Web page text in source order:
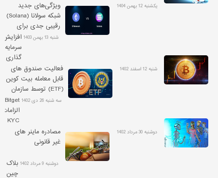
یکشنبه 12 بهمن 1404
ویژگی‌های جدید
شبکه سولانا (Solana)
رقیبی جدی برای
اتریوم
شنبه 13 بهمن 1403
افزایش
سرمایه
گذاری
ها در
ارزهای
دیجیتال
با
رسیدن
قیمت
بیت
کانال
60
شنبه 12 اسفند 1402
فعالیت صندوق های
قابل معامله بیت کوین
(ETF) توسط سازمان
بورس آمریکا تایید شد
سه شنبه 26 دی 1402
Bitget
الزامات
KYC
را
کند
دوشنبه 30 مرداد 1402
مصادره ماینر های
غیر قانونی
دوشنبه 9 مرداد 1402
بلاک
چین